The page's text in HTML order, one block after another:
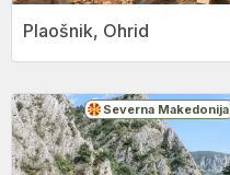
Plaošnik, Ohrid
Severna Makedonija